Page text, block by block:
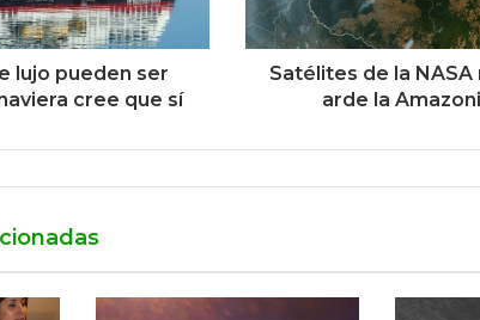
lujo pueden ser
cree que sí
Satélites de la
arde la